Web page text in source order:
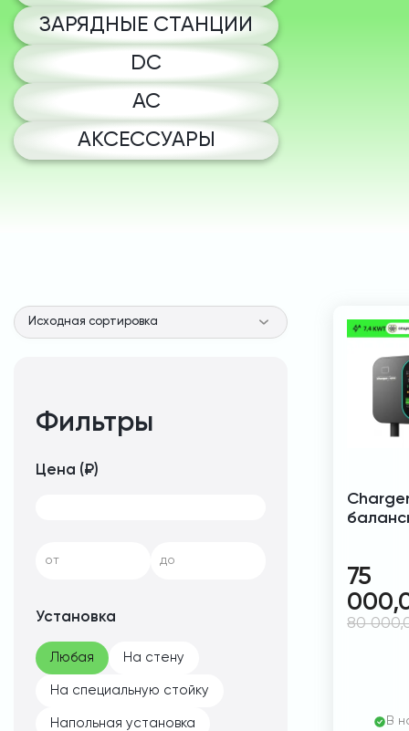
ЗАРЯДНЫЕ СТАНЦИИ
DC
AC
АКСЕССУАРЫ
Фильтры
Цена (₽)
от до
Установка
Любая На стену
На специальную стойку
Напольная установка
75
80
В